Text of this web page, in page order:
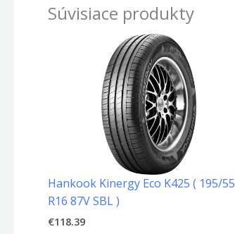
Súvisiace produkty
Hankook Kinergy Eco K425 ( 195/55
R16 87V SBL )
€118.39